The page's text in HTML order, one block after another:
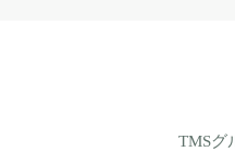
TMSグ